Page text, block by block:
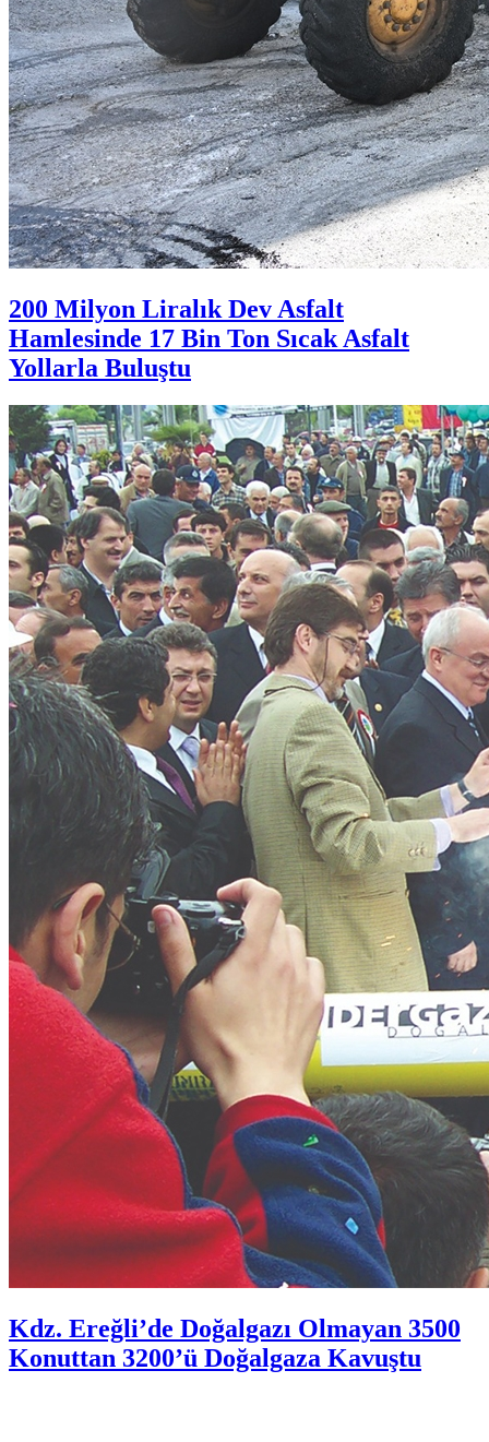
200 Milyon Liralık Dev Asfalt
Hamlesinde 17 Bin Ton Sıcak Asfalt
Yollarla Buluştu
Kdz. Ereğli’de Doğalgazı Olmayan 3500
Konuttan 3200’ü Doğalgaza Kavuştu